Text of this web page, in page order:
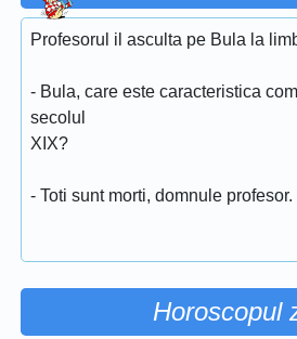
Profesorul il asculta pe Bula la
- Bula, care este caracteristica
secolul
XIX?
- Toti sunt morti, domnule profesor.
Horoscopul